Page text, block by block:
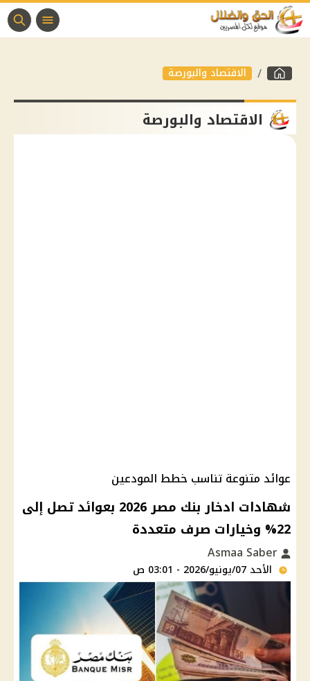
الاقتصاد والبورصة
الاقتصاد والبورصة
عوائد متنوعة تناسب خطط المودعين
شهادات ادخار بنك مصر 2026 بعوائد تصل إلى
22% وخيارات صرف متعددة
الأحد 07/يونيو/2026 - 03:01 ص